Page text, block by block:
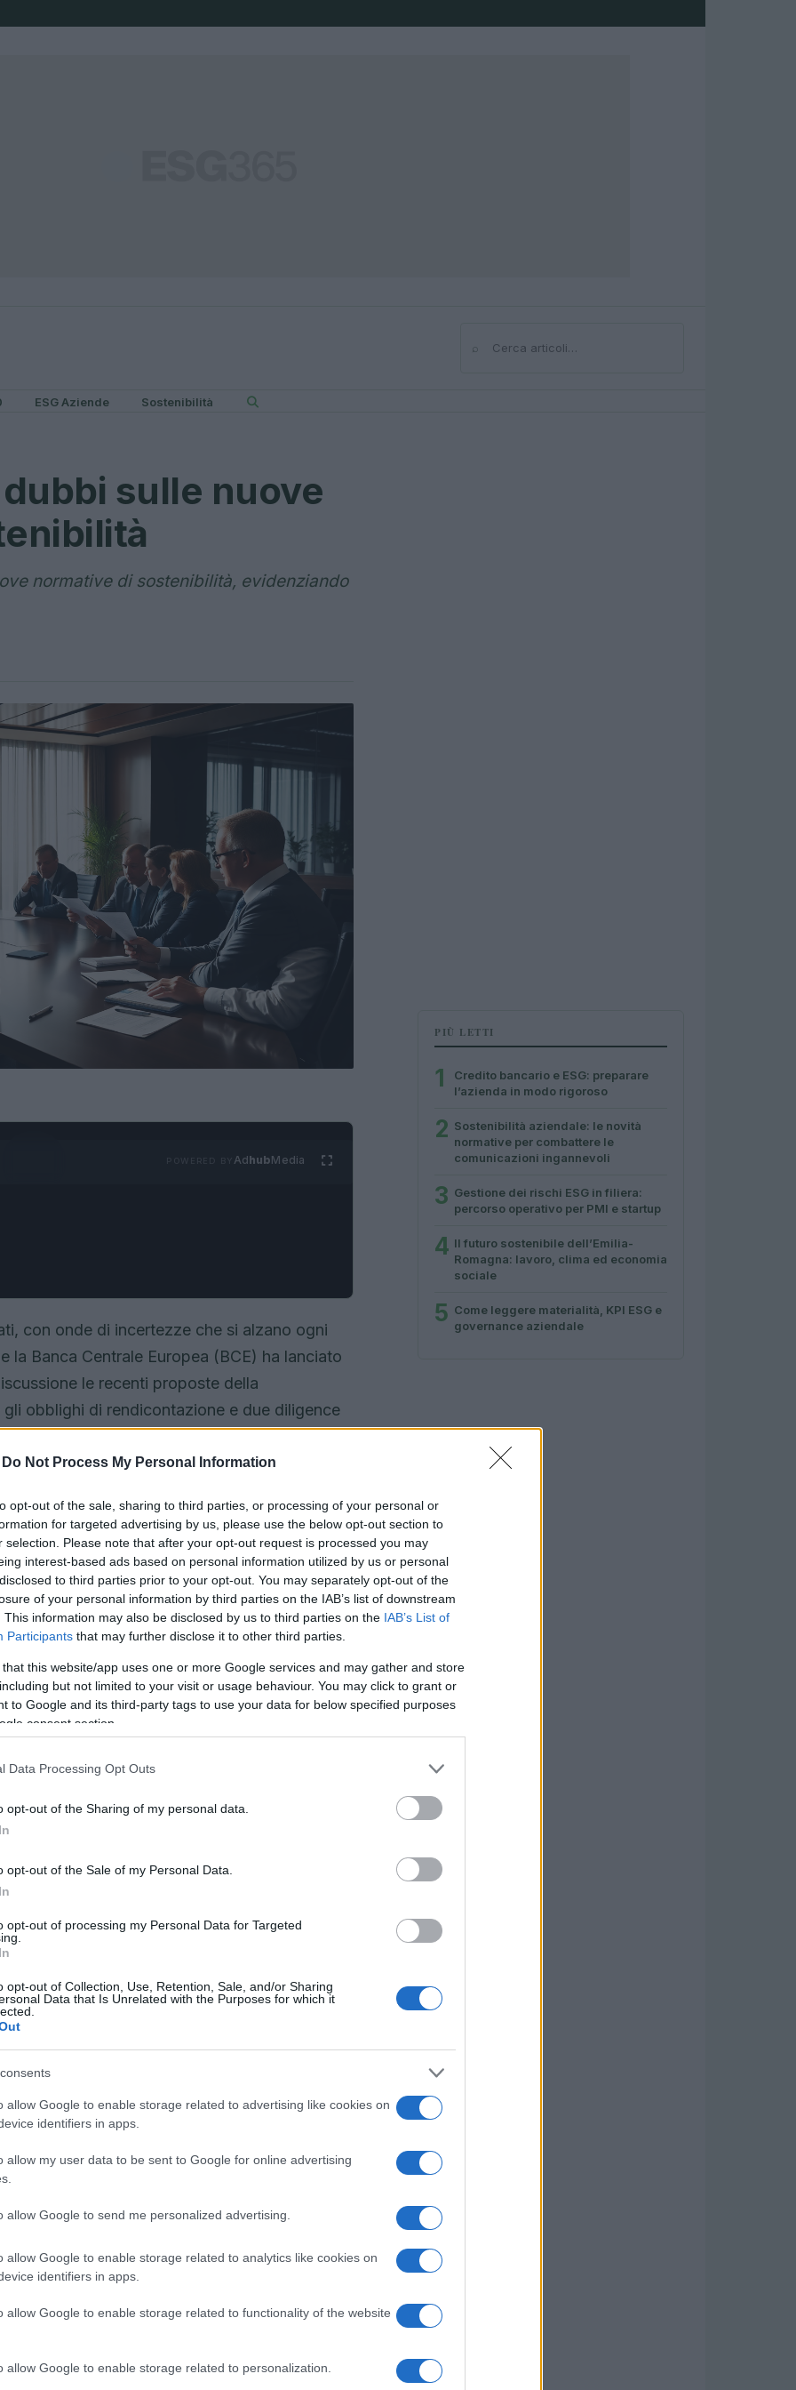
Do Not Process My Personal Information
opt-out of the sale, sharing to third parties, or processing of your personal or
for targeted advertising by us, please use the below opt-out section to
selection. Please note that after your opt-out request is processed you may
interest-based ads based on personal information utilized by us or personal
to third parties prior to your opt-out. You may separately opt-out of the
of your personal information by third parties on the IAB’s list of downstream
This information may also be disclosed by us to third parties on the IAB’s List of
Participants that may further disclose it to other third parties.
that this website/app uses one or more Google services and may gather and store
but not limited to your visit or usage behaviour. You may click to grant or
to Google and its third-party tags to use your data for below specified purposes
consent section.
Data Processing Opt Outs
opt-out of the Sharing of my personal data.
opt-out of the Sale of my Personal Data.
opt-out of processing my Personal Data for Targeted
opt-out of Collection, Use, Retention, Sale, and/or Sharing
Data that Is Unrelated with the Purposes for which it
allow Google to enable storage related to advertising like cookies on
identifiers in apps.
allow my user data to be sent to Google for online advertising
allow Google to send me personalized advertising.
allow Google to enable storage related to analytics like cookies on
identifiers in apps.
allow Google to enable storage related to functionality of the website
allow Google to enable storage related to personalization.
⌕Cerca
ESG Aziende Sostenibilità
sulle nuove
normative di sostenibilità, evidenziando
AdhubMedia
con onde di incertezze che si alzano ogni
Banca Centrale Europea (BCE) ha lanciato
le recenti proposte della
obblighi di rendicontazione e due diligence
argomento che, per molti, è diventato
con favore l’intento di alleggerire gli
serie preoccupazioni riguardo alle possibili
e disponibilità dei dati. E qui si apre un
perdiamo di vista l’affidabilità delle
in un mare di incertezze?
sulla direttiva CSRD
riguarda la proposta di ridurre drasticamente
rendicontazione della sostenibilità
di aziende era tenuto a rendere conto
solo le imprese con oltre 1.000 dipendenti e
siano soggette a tali obblighi. Questo
trovarsi al di fuori del perimetro di
questo per il mercato? E per gli investitori
solidi e verificabili per prendere decisioni?
e dei dati affidabili
è la disponibilità di informazioni
si rischia di compromettere non solo la
politiche di sostenibilità dell’Unione
fa, un importante studio rivelò quanto fosse
PIÙ LETTI
1
Credito bancario e ESG: preparare
l’azienda in modo rigoroso
2 Sostenibilità aziendale: le novità
normative per combattere le
comunicazioni ingannevoli
3 Gestione dei rischi ESG in filiera:
percorso operativo per PMI e startup
4 Il futuro sostenibile dell’Emilia-
Romagna: lavoro, clima ed economia
sociale
5 Come leggere materialità, KPI ESG e
governance aziendale